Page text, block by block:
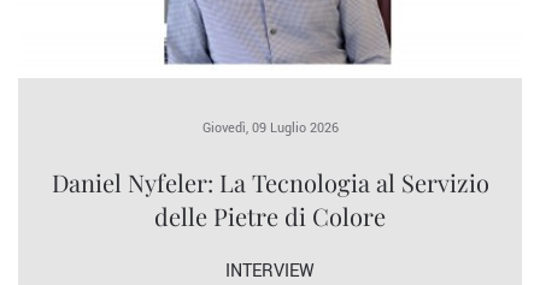
Giovedì, 09 Luglio 2026
Daniel Nyfeler: La Tecnologia al Servizio
delle Pietre di Colore
INTERVIEW